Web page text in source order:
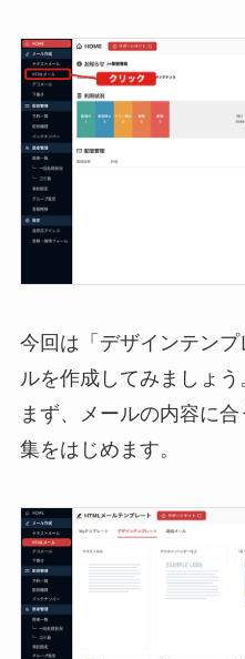
今回は「デザインテン
ルを作成してみましょう
まず、メールの内容に
集をはじめます。